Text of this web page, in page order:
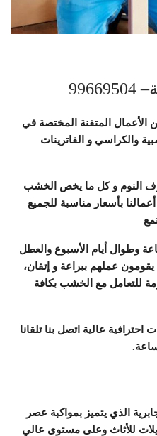
الأعمال المتقنة المختصة في
والكراسي و الفاترينات
النوم و كل ما يخص الخشب
بأسعار مناسبة للجميع
متوفرة على مدار ال ٢٤ ساعة وطوال أيام الأسبوع والعطل
عملهم ببراعة و إتقان،
للتعامل مع الخشب بكافة
عالية اتصل بنا تلقانا
الذي يتميز بمواكبة عصر
للأثاث وعلى مستوى عالي